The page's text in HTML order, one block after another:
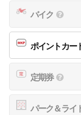
バイク
ポイントカー
定期券
パーク＆ライ